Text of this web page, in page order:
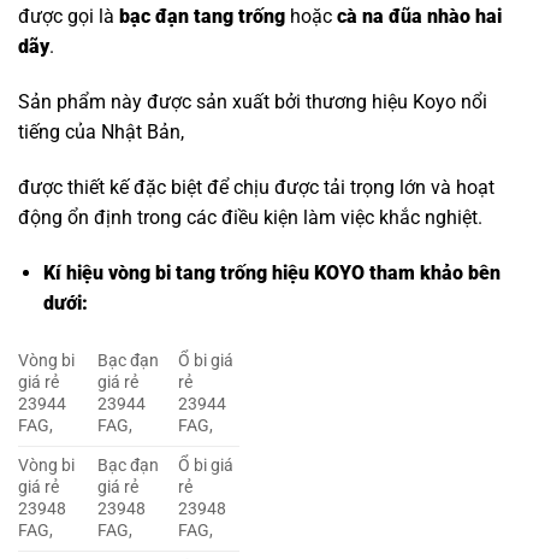
được gọi là bạc đạn tang trống hoặc cà na đũa nhào hai
dãy.
Sản phẩm này được sản xuất bởi thương hiệu Koyo nổi
tiếng của Nhật Bản,
được thiết kế đặc biệt để chịu được tải trọng lớn và hoạt
động ổn định trong các điều kiện làm việc khắc nghiệt.
Kí hiệu vòng bi tang trống hiệu KOYO tham khảo bên
dưới:
Vòng bi
giá rẻ
23944
FAG,
Bạc đạn
giá rẻ
23944
FAG,
Ổ bi giá
rẻ
23944
FAG,
Vòng bi
giá rẻ
23948
FAG,
Bạc đạn
giá rẻ
23948
FAG,
Ổ bi giá
rẻ
23948
FAG,